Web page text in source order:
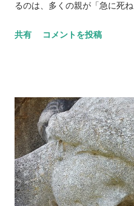
るのは、多くの親が「急に死
返しだろう。
共有 コメントを投稿